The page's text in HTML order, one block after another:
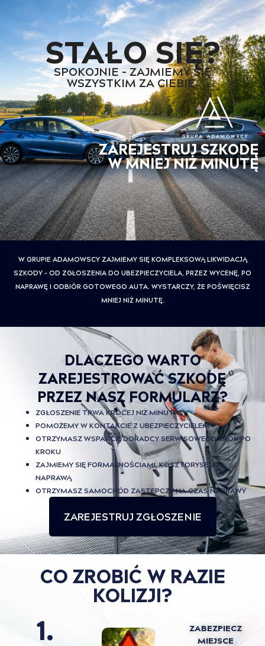
STAŁO SIĘ?
SPOKOJNIE – ZAJMIEMY SIĘ
WSZYSTKIM ZA CIEBIE.
ZAREJESTRUJ SZKODĘ
W MNIEJ NIŻ MINUTĘ
W GRUPIE ADAMOWSCY ZAJMIEMY SIĘ KOMPLEKSOWĄ LIKWIDACJĄ
SZKODY – OD ZGŁOSZENIA DO UBEZPIECZYCIELA, PRZEZ WYCENĘ, PO
NAPRAWĘ I ODBIÓR GOTOWEGO AUTA. WYSTARCZY, ŻE POŚWIĘCISZ
MNIEJ NIŻ MINUTĘ.
DLACZEGO WARTO
ZAREJESTROWAĆ SZKODĘ
PRZEZ NASZ FORMULARZ?
ZGŁOSZENIE TRWA KRÓCEJ NIŻ MINUTA
POMOŻEMY W KONTAKCIE Z UBEZPIECZYCIELEM
OTRZYMASZ WSPARCIE DORADCY SERWISOWEGO KROK PO
KROKU
ZAJMIEMY SIĘ FORMALNOŚCIAMI, KOSZTORYSEM I
NAPRAWĄ
OTRZYMASZ SAMOCHÓD ZASTĘPCZY NA CZAS NAPRAWY
ZAREJESTRUJ ZGŁOSZENIE
CO ZROBIĆ W RAZIE
KOLIZJI?
1.
ZABEZPIECZ
MIEJSCE